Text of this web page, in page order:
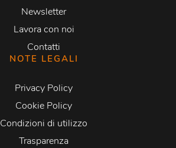
Newsletter
Lavora con noi
Contatti
NOTE LEGALI
Privacy Policy
Cookie Policy
Condizioni di utilizzo
Trasparenza